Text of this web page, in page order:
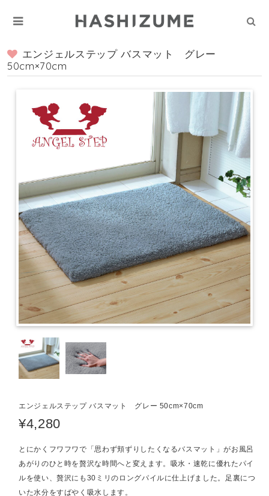
エンジェルステップ バスマット グレー
50cm×70cm
エンジェルステップ バスマット グレー 50cm×70cm
¥4,280
とにかくフワフワで「思わず頬ずりしたくなるバスマット」がお風呂
あがりのひと時を贅沢な時間へと変えます。吸水・速乾に優れたパイ
ルを使い、贅沢にも30ミリのロングパイルに仕上げました。足裏につ
いた水分をすばやく吸水します。